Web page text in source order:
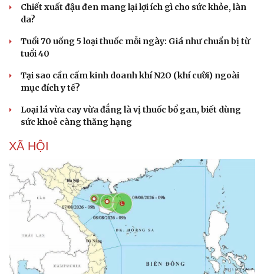
Chiết xuất đậu đen mang lại lợi ích gì cho sức khỏe, làn
da?
Tuổi 70 uống 5 loại thuốc mỗi ngày: Giá như chuẩn bị từ
tuổi 40
Tại sao cần cấm kinh doanh khí N2O (khí cười) ngoài
mục đích y tế?
Loại lá vừa cay vừa đắng là vị thuốc bổ gan, biết dùng
sức khoẻ càng thăng hạng
XÃ HỘI